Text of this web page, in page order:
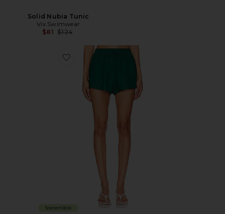
Solid Nubia Tunic
Vix Swimwear
$81 Previous price:
$124
Favorite x REVOLVE Rio Short
Sostenible